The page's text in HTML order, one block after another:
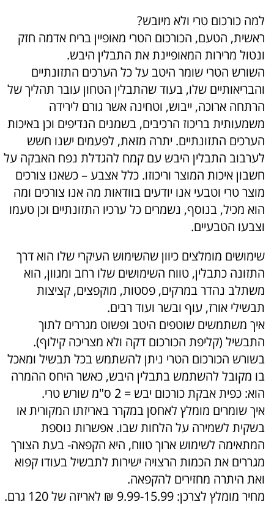
למה כורכום טרי ולא מיובש?
ראשית, הטעם, הכורכום הטרי מאופיין בריח אדמה חזק
ונטול מרירות המאופיינת את התבלין היבש.
השורש הטרי שומר היטב על כל הערכים התזונתיים
והבריאותיים שלו, בעוד שהתבלין הטחון עובר תהליך של
הרתחה ארוכה, ייבוש, וטחינה אשר גורם לירידה
משמעותית בריכוז הרכיבים, בשמנים הנדיפים וכן באיכות
הערכים התזונתיים. יתרה מזאת, לפעמים ישנו חשש
לערבוב התבלין היבש עם קמח להגדלת נפח האבקה על
חשבון איכות המוצר וריכוזו. כלל אצבע – כשאנו צורכים
מוצר טרי וטבעי אנו יודעים בוודאות מה אנו צורכים ומה
הוא מכיל, בנוסף, נשמרים כל ערכיו התזונתיים וכן טעמו
וצבעו הטבעיים.
שימושים מומלצים כיוון שהשימוש העיקרי שלו הוא דרך
התזונה כתבלין, טווח השימושים שלו רחב ומגוון, הוא
משתלב נהדר במרקים, פסטות, מוקפצים, קציצות
תבשילי אורז, עוף ובשר ועוד רבים.
איך משתמשים שוטפים היטב ופשוט מגררים לתוך
התבשיל (קליפת הכורכום דקה ולא מצריכה קילוף).
בשורש הכורכום הטרי ניתן להשתמש בכל תבשיל ומאכל
בו מקובל להשתמש בתבלין היבש, כאשר היחס ההמרה
הוא: כפית אבקת כורכום יבש = 2 ס"מ שורש טרי.
איך שומרים מומלץ לאחסן במקרר באריזתו המקורית או
בשקית לשמירה על הלחות שבו. אפשרות נוספת
המתאימה לשימוש ארוך טווח, היא הקפאה- בעת הצורך
מגררים את הכמות הרצויה ישירות לתבשיל בעודו קפוא
ואת היתרה מחזירים להקפאה.
מחיר מומלץ לצרכן: 9.99-15.99 ₪ לאריזה של 120 גרם.